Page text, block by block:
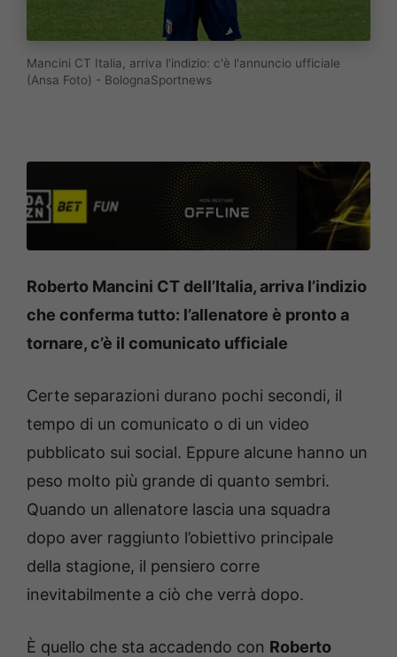
Mancini CT Italia, arriva l'indizio: c'è l'annuncio ufficiale
(Ansa Foto) - BolognaSportnews
Roberto Mancini CT dell’Italia, arriva l’indizio
che conferma tutto: l’allenatore è pronto a
tornare, c’è il comunicato ufficiale
Certe separazioni durano pochi secondi, il
tempo di un comunicato o di un video
pubblicato sui social. Eppure alcune hanno un
peso molto più grande di quanto sembri.
Quando un allenatore lascia una squadra
dopo aver raggiunto l’obiettivo principale
della stagione, il pensiero corre
inevitabilmente a ciò che verrà dopo.
È quello che sta accadendo con Roberto